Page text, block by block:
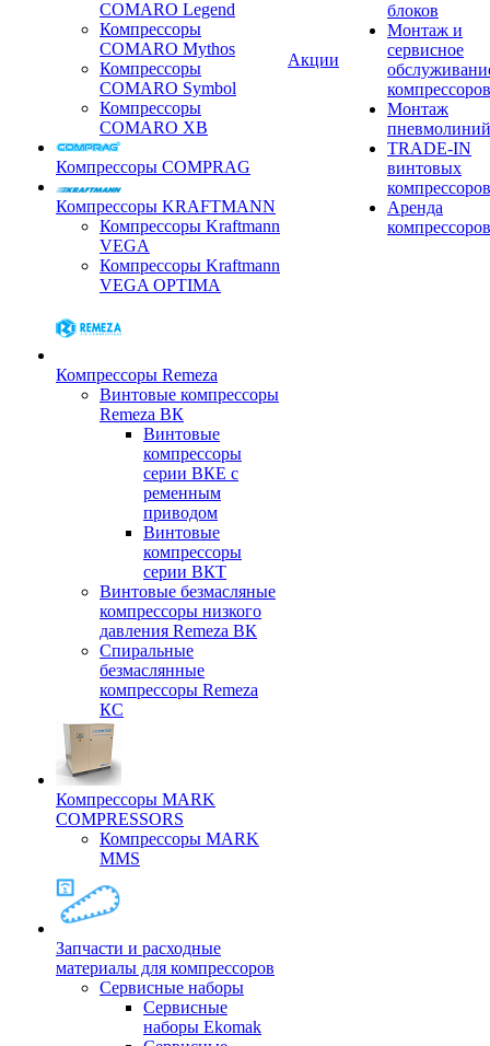
COMARO Legend
Компрессоры
COMARO Mythos
Компрессоры
COMARO Symbol
Компрессоры
COMARO XB
Компрессоры COMPRAG
Компрессоры KRAFTMANN
Компрессоры Kraftmann
VEGA
Компрессоры Kraftmann
VEGA OPTIMA
Компрессоры Remeza
Винтовые компрессоры
Remeza ВК
Винтовые
компрессоры
серии ВКЕ с
ременным
приводом
Винтовые
компрессоры
серии ВКТ
Винтовые безмасляные
компрессоры низкого
давления Remeza ВК
Спиральные
безмаслянные
компрессоры Remeza
КС
Компрессоры MARK
COMPRESSORS
Компрессоры MARK
MMS
Запчасти и расходные
материалы для компрессоров
Cервисные наборы
Сервисные
наборы Ekomak
Акции
блоков
Монтаж и
сервисное
компрессоров
Монтаж
пневмолиний
TRADE-IN
винтовых
компрессоров
Аренда
компрессоров